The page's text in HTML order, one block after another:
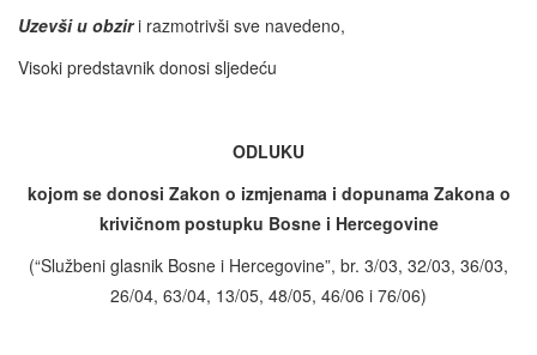
Uzevši u obziri razmotrivši sve navedeno,
Visoki predstavnik donosi sljedeću
ODLUKU
kojom se donosi Zakon o izmjenama i dopunama Zakona o
krivičnom postupku Bosne i Hercegovine
(“Službeni glasnik Bosne i Hercegovine”, br. 3/03, 32/03, 36/03,
26/04, 63/04, 13/05, 48/05, 46/06 i 76/06)